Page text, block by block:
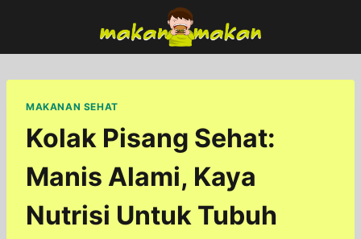
content
MAKANAN SEHAT
Kolak Pisang Sehat:
Manis Alami, Kaya
Nutrisi Untuk Tubuh